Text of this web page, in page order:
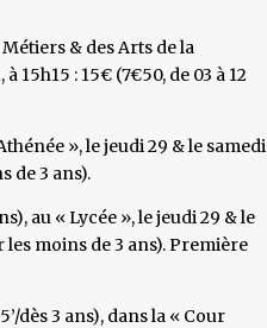
Métiers & des Arts de la
15h15 : 15€ (7€50, de 03 à 12
», le jeudi 29 & le samedi
de 3 ans).
au « Lycée », le jeudi 29 & le
les moins de 3 ans). Première
dès 3 ans), dans la « Cour